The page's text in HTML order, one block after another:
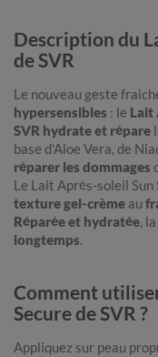
Description du
de SVR
Le nouveau geste
hypersensibles : le Lait
SVR hydrate et répare
base d'Aloe Vera, de
réparer les dommages
Le Lait Après-soleil Sun
texture gel-crème au
Réparée et hydratée,
longtemps.
Comment
Secure de SVR ?
Appliquez sur peau